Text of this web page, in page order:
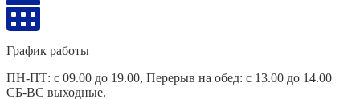
График работы
ПН-ПТ: с 09.00 до 19.00, Перерыв на обед: с 13.00 до 14.00
СБ-ВС выходные.